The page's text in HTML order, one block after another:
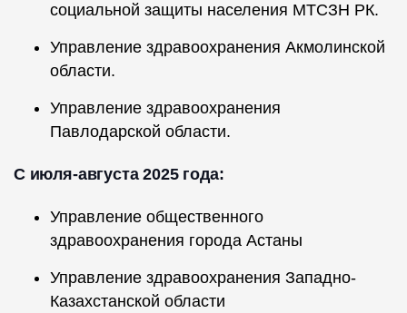
социальной защиты населения МТСЗН РК.
Управление здравоохранения Акмолинской
области.
Управление здравоохранения
Павлодарской области.
С июля-августа 2025 года:
Управление общественного
здравоохранения города Астаны
Управление здравоохранения Западно-
Казахстанской области